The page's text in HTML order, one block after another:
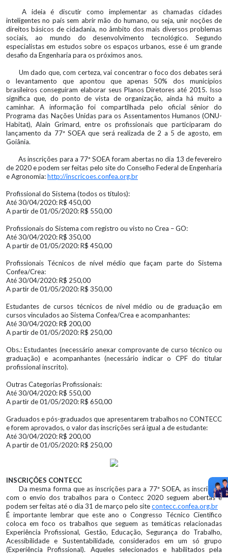
A ideia é discutir como implementar as chamadas cidades
inteligentes no país sem abrir mão do humano, ou seja, unir noções de
direitos básicos de cidadania, no âmbito dos mais diversos problemas
sociais, ao mundo do desenvolvimento tecnológico. Segundo
especialistas em estudos sobre os espaços urbanos, esse é um grande
desafio da Engenharia para os próximos anos.
Um dado que, com certeza, vai concentrar o foco dos debates será
o levantamento que apontou que apenas 50% dos municípios
brasileiros conseguiram elaborar seus Planos Diretores até 2015. Isso
significa que, do ponto de vista de organização, ainda há muito a
caminhar. A informação foi compartilhada pelo oficial sênior do
Programa das Nações Unidas para os Assentamentos Humanos (ONU-
Habitat), Alain Grimard, entre os profissionais que participaram do
lançamento da 77ª SOEA que será realizada de 2 a 5 de agosto, em
Goiânia.
As inscrições para a 77ª SOEA foram abertas no dia 13 de fevereiro
de 2020 e podem ser feitas pelo site do Conselho Federal de Engenharia
e Agronomia:http://inscricoes.confea.org.br
Profissional do Sistema (todos os títulos):
Até 30/04/2020: R$ 450,00
A partir de 01/05/2020: R$ 550,00
Profissionais do Sistema com registro ou visto no Crea – GO:
Até 30/04/2020: R$ 350,00
A partir de 01/05/2020: R$ 450,00
Profissionais Técnicos de nível médio que façam parte do Sistema
Confea/Crea:
Até 30/04/2020: R$ 250,00
A partir de 01/05/2020: R$ 350,00
Estudantes de cursos técnicos de nível médio ou de graduação em
cursos vinculados ao Sistema Confea/Crea e acompanhantes:
Até 30/04/2020: R$ 200,00
A partir de 01/05/2020: R$ 250,00
Obs.: Estudantes (necessário anexar comprovante de curso técnico ou
graduação) e acompanhantes (necessário indicar o CPF do titular
profissional inscrito).
Outras Categorias Profissionais:
Até 30/04/2020: R$ 550,00
A partir de 01/05/2020: R$ 650,00
Graduados e pós-graduados que apresentarem trabalhos no CONTECC
e forem aprovados, o valor das inscrições será igual a de estudante:
Até 30/04/2020: R$ 200,00
A partir de 01/05/2020: R$ 250,00
INSCRIÇÕES CONTECC
Da mesma forma que as inscrições para a 77ª SOEA, as inscrições
com o envio dos trabalhos para o Contecc 2020 seguem abertas e
podem ser feitas até o dia 31 de março pelo sitecontecc.confea.org.br
É importante lembrar que este ano o Congresso Técnico Cientifico
coloca em foco os trabalhos que seguem as temáticas relacionadas
Experiência Profissional, Gestão, Educação, Segurança do Trabalho,
Acessibilidade e Sustentabilidade, considerados em um só grupo
(Experiência Profissional). Aqueles selecionados e habilitados pela